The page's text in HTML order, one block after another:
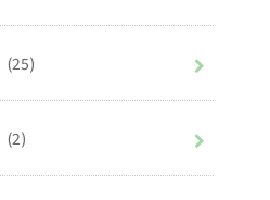
(25)
(2)